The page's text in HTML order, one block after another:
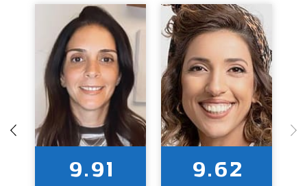
9.62
9.91